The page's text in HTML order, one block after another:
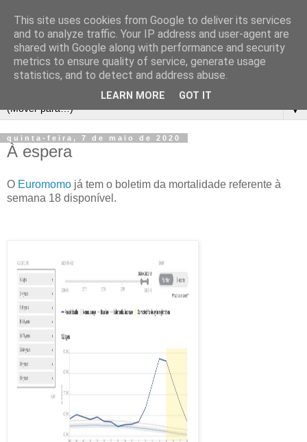
▼
quinta-feira, 7 de maio de 2020
À espera
O Euromomo já tem o boletim da mortalidade referente à
semana 18 disponível.
This site uses cookies from Google to deliver its services
and to analyze traffic. Your IP address and user-agent are
shared with Google along with performance and security
metrics to ensure quality of service, generate usage
statistics, and to detect and address abuse.
LEARN MORE GOT IT